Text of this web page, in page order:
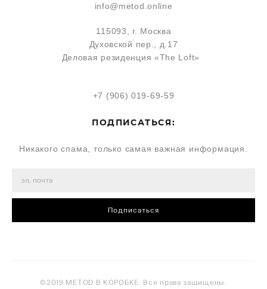
info@metod.online
115093, г. Москва
Духовской пер., д.17
Деловая резиденция «The Loft»
+7 (906) 019-69-59
ПОДПИСАТЬСЯ:
Никакого спама, только самая важная информация.
Подписаться
©2019 METOD В КОРОБКЕ. Все права защищены.